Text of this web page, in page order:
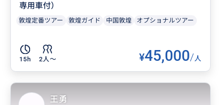
専用車付）
敦煌定番ツアー 敦煌ガイド 中国敦煌 オプショナルツアー
15h 2人〜 ¥45,000/人
王勇